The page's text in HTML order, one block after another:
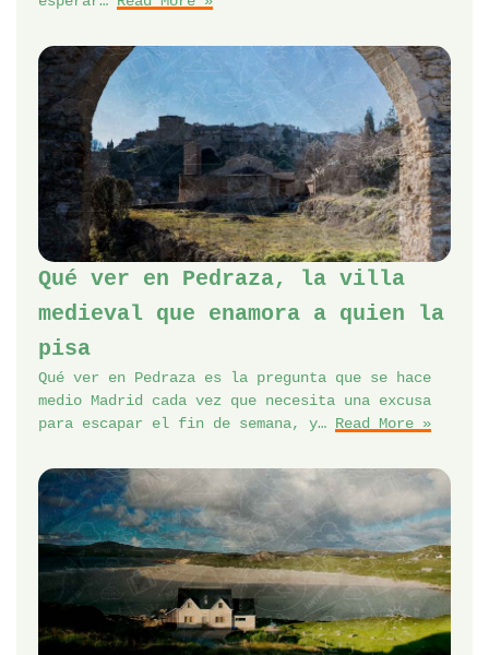
Qué ver en Pedraza, la villa
medieval que enamora a quien la
pisa
Qué ver en Pedraza es la pregunta que se hace
medio Madrid cada vez que necesita una excusa
para escapar el fin de semana, y… Read More »